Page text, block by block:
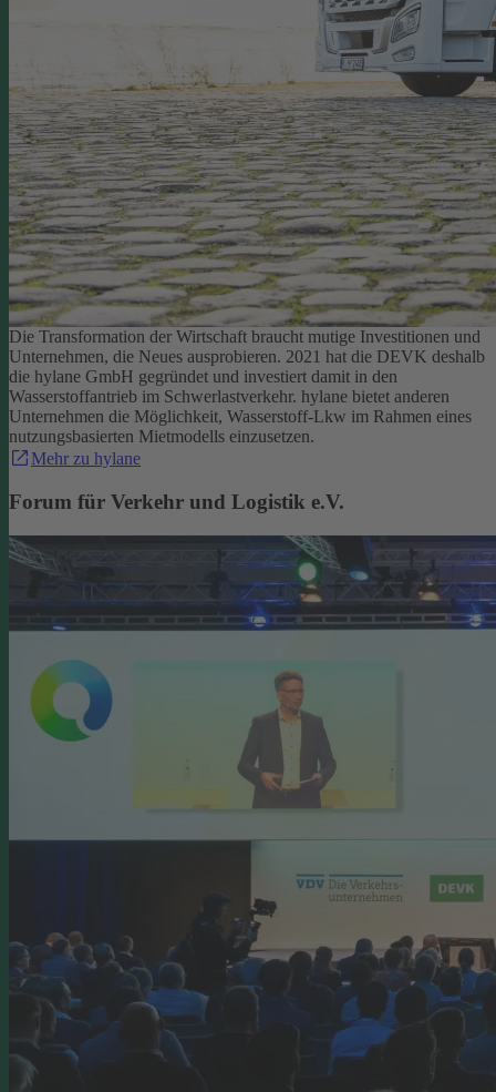
Die Transformation der Wirtschaft braucht mutige Investitionen und
Unternehmen, die Neues ausprobieren. 2021 hat die DEVK deshalb
die hylane GmbH gegründet und investiert damit in den
Wasserstoffantrieb im Schwerlastverkehr. hylane bietet anderen
Unternehmen die Möglichkeit, Wasserstoff-Lkw im Rahmen eines
nutzungsbasierten Mietmodells einzusetzen.
Mehr zu hylane
Forum für Verkehr und Logistik e.V.